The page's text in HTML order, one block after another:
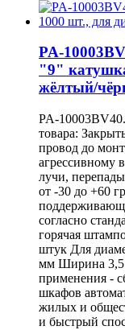
PA-
"9"
жёлтый/
PA-
товара:
провод до
агрессивному
лучи,
от -30 до +60
согласно
горячая
штук Для
мм Ширина 3,5
применения -
шкафов
жилых и
и быстрый